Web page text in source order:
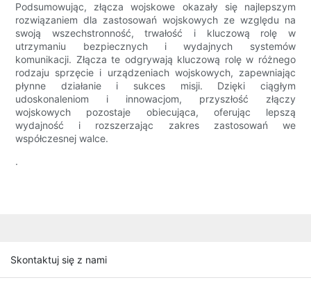
Podsumowując, złącza wojskowe okazały się najlepszym
rozwiązaniem dla zastosowań wojskowych ze względu na
swoją wszechstronność, trwałość i kluczową rolę w
utrzymaniu bezpiecznych i wydajnych systemów
komunikacji. Złącza te odgrywają kluczową rolę w różnego
rodzaju sprzęcie i urządzeniach wojskowych, zapewniając
płynne działanie i sukces misji. Dzięki ciągłym
udoskonaleniom i innowacjom, przyszłość złączy
wojskowych pozostaje obiecująca, oferując lepszą
wydajność i rozszerzając zakres zastosowań we
współczesnej walce.
.
Skontaktuj się z nami